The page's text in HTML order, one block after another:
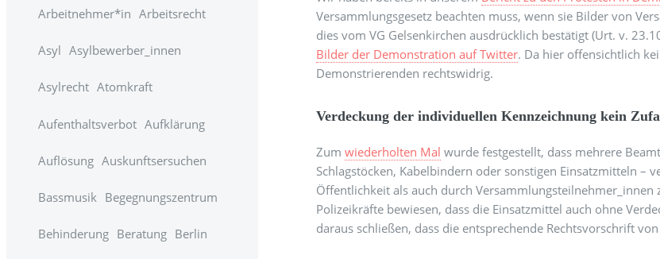
Versammlungsgesetz beachten muss, wenn sie Bilder von
dies vom VG Gelsenkirchen ausdrücklich bestätigt (Urt. v.
Bilder der Demonstration auf Twitter. Da hier offensichtlich
Demonstrierenden rechtswidrig.
Verdeckung der individuellen Kennzeichnung kein
Zumwiederholten Mal wurde festgestellt, dass mehrere
Schlagstöcken, Kabelbindern oder sonstigen Einsatzmitteln –
Öffentlichkeit als auch durch
Polizeikräfte bewiesen, dass die Einsatzmittel auch ohne
daraus schließen, dass die entsprechende Rechtsvorschrift
Arbeitnehmer*in Arbeitsrecht
Asyl Asylbewerber_innen
Asylrecht Atomkraft
Aufenthaltsverbot Aufklärung
Auflösung Auskunftsersuchen
Bassmusik Begegnungszentrum
Behinderung Beratung Berlin